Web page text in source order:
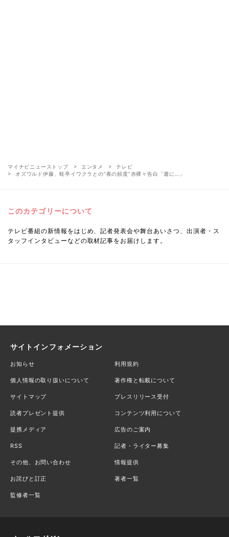
マイナビニューストップ エンタメ
テレビ
オズワルド伊藤、蛙亭イワクラとの“夜の頻度”赤裸々告白「週に…」
このカテゴリーについて
テレビ番組の新情報をはじめ、記者発表会や舞台あいさつ、出演者・ス
タッフインタビューなどの取材記事をお届けします。
サイトインフォメーション
お知らせ 利用規約
個人情報の取り扱いについて 著作権と転載について
サイトマップ プレスリリース受付
読者プレゼント提供 コンテンツ利用について
提携メディア 広告のご案内
RSS 記者・ライター募集
その他、お問い合わせ 情報提供
お詫びと訂正 著者一覧
監修者一覧